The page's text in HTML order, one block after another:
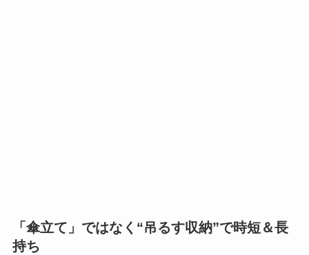
「傘立て」ではなく“吊るす収納”で時短＆長
持ち